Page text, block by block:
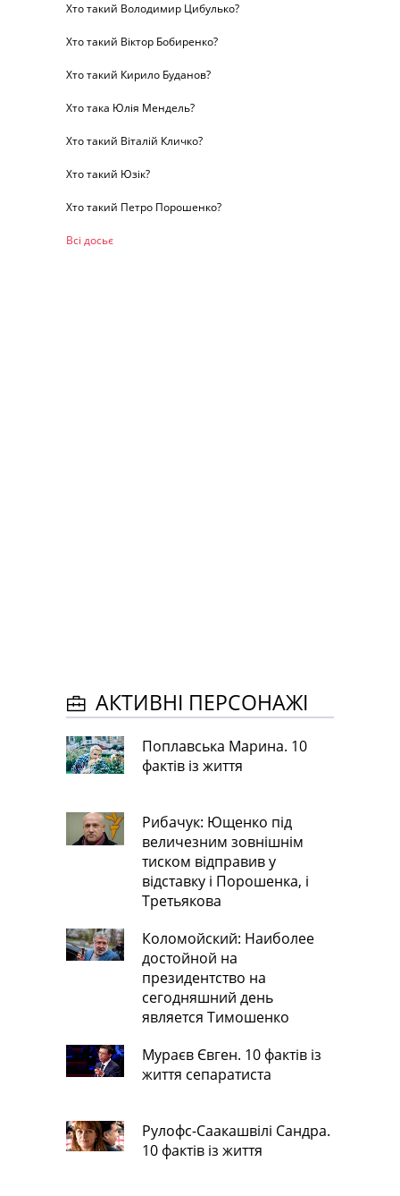
Хто такий Володимир Цибулько?
Хто такий Віктор Бобиренко?
Хто такий Кирило Буданов?
Хто така Юлія Мендель?
Хто такий Віталій Кличко?
Хто такий Юзік?
Хто такий Петро Порошенко?
Всі досьє
АКТИВНІ ПЕРСОНАЖІ
Поплавська Марина. 10
фактів із життя
Рибачук: Ющенко під
величезним зовнішнім
тиском відправив у
відставку і Порошенка, і
Третьякова
Коломойский: Наиболее
достойной на
президентство на
сегодняшний день
является Тимошенко
Мураєв Євген. 10 фактів із
життя сепаратиста
Рулофс-Саакашвілі Сандра.
10 фактів із життя